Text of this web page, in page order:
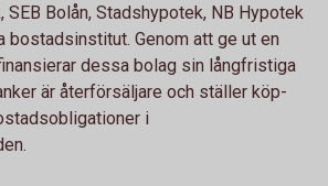
SEB Bolån, Stadshypotek, NB Hypotek
bostadsinstitut. Genom att ge ut en
dessa bolag sin långfristiga
är återförsäljare och ställer köp-
i